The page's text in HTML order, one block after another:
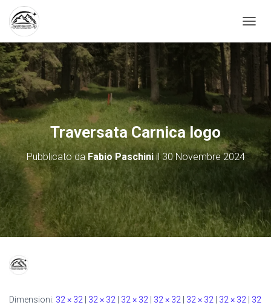
A
Z
E
O
L
Traversata Carnica logo
Pubblicato da Fabio Paschiniil30 Novembre 2024
Dimensioni: 32 × 32 32 × 32 32 × 32 32 × 32 32 × 32 32 × 32
32